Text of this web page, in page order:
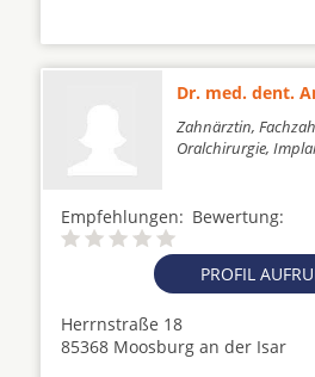
Dr. med. dent.
Zahnärztin,
Oralchirurgie,
Empfehlungen: Bewertung:
PROFIL
Herrnstraße 18
85368 Moosburg an der Isar